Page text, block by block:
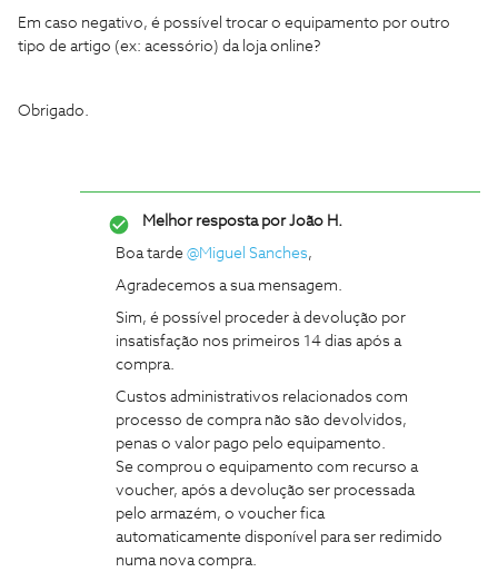
Em caso negativo, é possível trocar o equipamento por outro
tipo de artigo (ex: acessório) da loja online?
Obrigado.
Melhor resposta porJoão H.
Boa tarde ​ @Miguel Sanches,
Agradecemos a sua mensagem.
Sim, é possível proceder à devolução por
insatisfação nos primeiros 14 dias após a
compra.
Custos administrativos relacionados com
processo de compra não são devolvidos,
penas o valor pago pelo equipamento.
Se comprou o equipamento com recurso a
voucher, após a devolução ser processada
pelo armazém, o voucher fica
automaticamente disponível para ser redimido
numa nova compra.